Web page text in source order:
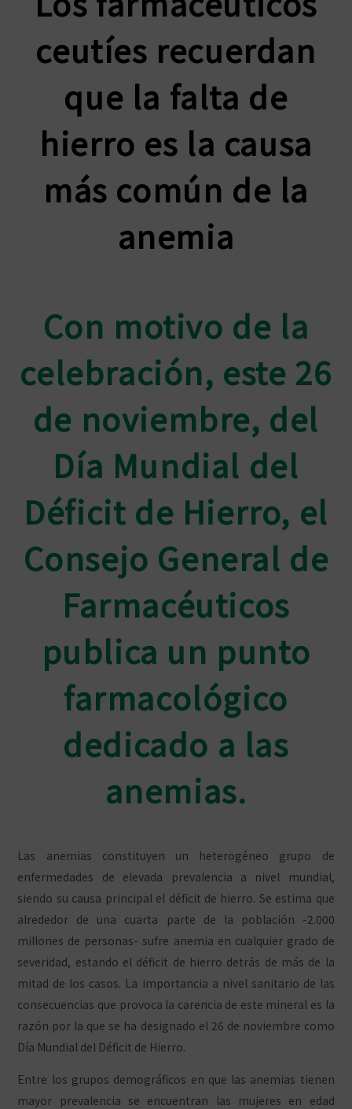
ceutíes recuerdan
que la falta de
hierro es la causa
más común de la
anemia
Con motivo de la
celebración, este 26
de noviembre, del
Día Mundial del
Déficit de Hierro, el
Consejo General de
Farmacéuticos
publica un punto
farmacológico
dedicado a las
anemias.
Las anemias constituyen un heterogéneo grupo de
enfermedades de elevada prevalencia a nivel mundial,
siendo su causa principal el déficit de hierro. Se estima que
alrededor de una cuarta parte de la población -2.000
millones de personas- sufre anemia en cualquier grado de
severidad, estando el déficit de hierro detrás de más de la
mitad de los casos. La importancia a nivel sanitario de las
consecuencias que provoca la carencia de este mineral es la
razón por la que se ha designado el 26 de noviembre como
Día Mundial del Déficit de Hierro.
Entre los grupos demográficos en que las anemias tienen
mayor prevalencia se encuentran las mujeres en edad